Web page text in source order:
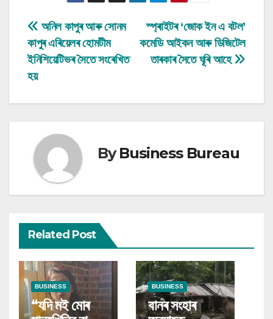
Post
navigation
স্প্ৰাইটৰ ‘জোক ইন এ বটল’
কমেডি আইকন আৰু ডিজিটেল
তাৰকাৰ সৈতে ঘূৰি আহে
অনিল কাপুৰ আৰু সোনম
কাপুৰ এৰিয়েলৰ হোমটীম
ইনিশিয়েটিভৰ সৈতে সংৰেখিত
হয়
ByBusiness Bureau
Related Post
BUSINESS
“যদি মই মোৰ
BUSINESS
বানৰ সংহাৰ